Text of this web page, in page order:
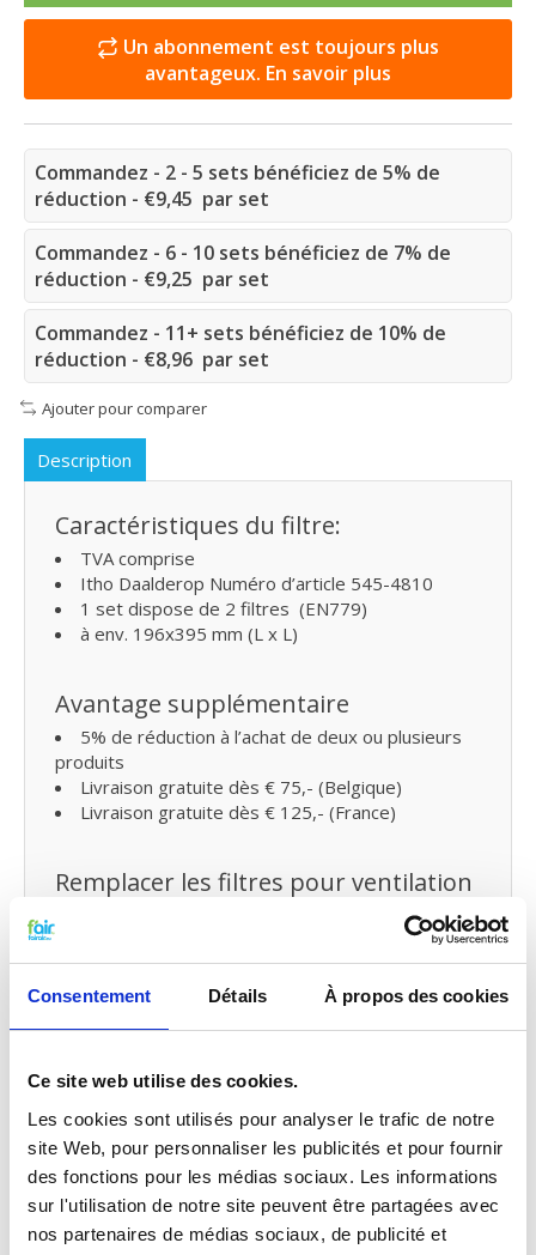
Consentement Détails À propos des cookies
Ce site web utilise des cookies.
Les cookies sont utilisés pour analyser le trafic de notre
site Web, pour personnaliser les publicités et pour fournir
des fonctions pour les médias sociaux. Les informations
sur l'utilisation de notre site peuvent être partagées avec
nos partenaires de médias sociaux, de publicité et
Un abonnement est toujours plus
avantageux. En savoir plus
Commandez - 2 - 5 sets bénéficiez de 5% de
réduction - €9,45 par set
Commandez - 6 - 10 sets bénéficiez de 7% de
réduction - €9,25 par set
Commandez - 11+ sets bénéficiez de 10% de
réduction - €8,96 par set
Ajouter pour comparer
Description
Caractéristiques du filtre:
TVA comprise
Itho Daalderop Numéro d’article 545-4810
1 set dispose de 2 filtres (EN779)
à env. 196x395 mm (L x L)
Avantage supplémentaire
5% de réduction à l’achat de deux ou plusieurs
produits
Livraison gratuite dès € 75,- (Belgique)
Livraison gratuite dès € 125,- (France)
Remplacer les filtres pour ventilation
mécanique controlee (VMC) double
filtres VMC de fairair pour Itho Daalderop HRU-2
HRU-3 vous-même dans votre ventilation
Consulteznotre manuelpour remplacer votre filtre
chaleur. Vous pouvez également faire
unpetit entretien vous-même en traitant votre
systèmede probiotiquesentre temps.
Qualité G4 pour le prix G3